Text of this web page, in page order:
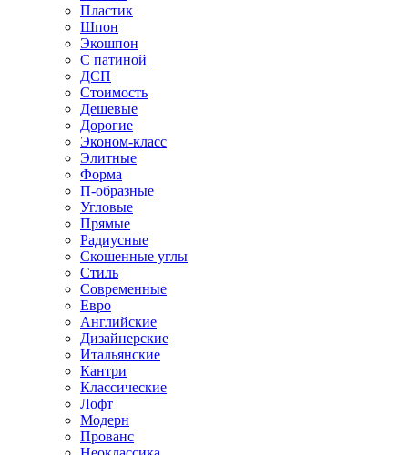
Пластик
Шпон
Экошпон
С патиной
ДСП
Стоимость
Дешевые
Дорогие
Эконом-класс
Элитные
Форма
П-образные
Угловые
Прямые
Радиусные
Скошенные углы
Стиль
Современные
Евро
Английские
Дизайнерские
Итальянские
Кантри
Классические
Лофт
Модерн
Прованс